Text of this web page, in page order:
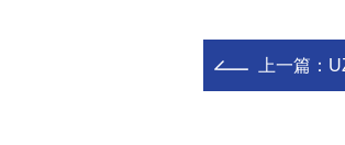
上一篇：